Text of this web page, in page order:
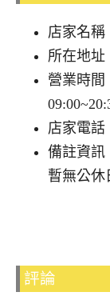
店家名稱
所在地址
營業時間
店家電話
備註資訊
暫無公休
評論